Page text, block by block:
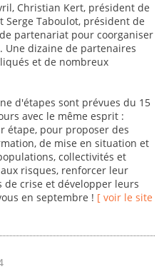
Christian Kert, président de
Serge Taboulot, président de
partenariat pour coorganiser
Une dizaine de partenaires
et de nombreux
d'étapes sont prévues du 15
avec le même esprit :
étape, pour proposer des
de mise en situation et
collectivités et
risques, renforcer leur
de crise et développer leurs
en septembre ! [ voir le site